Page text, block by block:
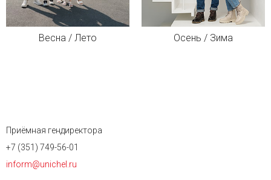
Весна / Лето Осень / Зима
Приёмная гендиректора
+7 (351) 749-56-01
inform@unichel.ru